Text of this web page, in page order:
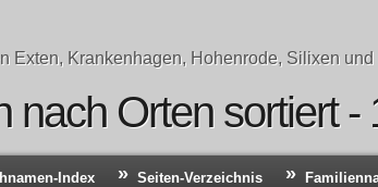
Exten, Krankenhagen, Hohenrode, Silixen
nach Orten sortiert -
Index Seiten-Verzeichnis